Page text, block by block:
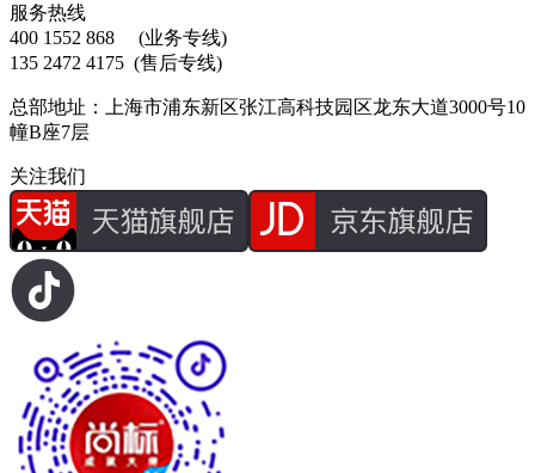
服务热线
400 1552 868
(业务专线)
135 2472 4175 (售后专线)
总部地址：上海市浦东新区张江高科技园区龙东大道3000号10
幢B座7层
关注我们